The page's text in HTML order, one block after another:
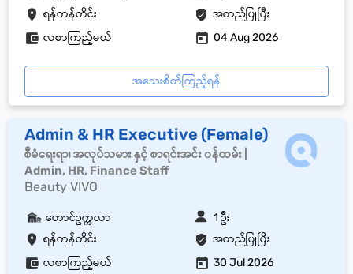
ရန်ကုန်တိုင်း အတည်ပြုပြီး
လစာကြည့်မယ် 04 Aug 2026
အသေးစိတ်ကြည့်ရန်
Admin & HR Executive (Female)
စီမံရေးရာ၊ အလုပ်သမား နှင့် စာရင်းအင်း ၀န်ထမ်း |
Admin, HR, Finance Staff
Beauty VIVO
ရန်ကုန်တိုင်း အတည်ပြုပြီး
တောင်ဥက္ကလာ 1 ဦး
လစာကြည့်မယ် 30 Jul 2026